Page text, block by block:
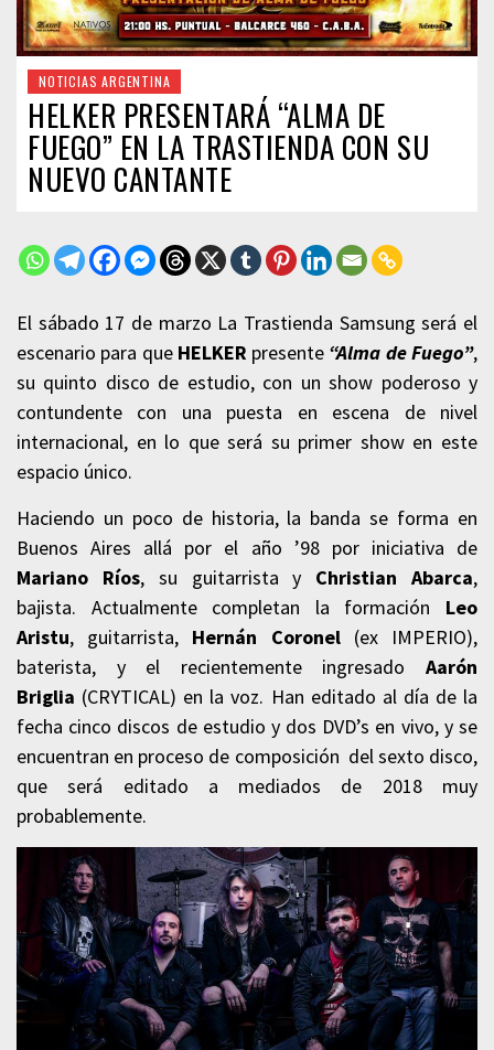
NOTICIAS ARGENTINA
HELKER PRESENTARÁ “ALMA DE
FUEGO” EN LA TRASTIENDA CON SU
NUEVO CANTANTE
El sábado 17 de marzo La Trastienda Samsung será el
escenario para que HELKER presente “Alma de Fuego”,
su quinto disco de estudio, con un show poderoso y
contundente con una puesta en escena de nivel
internacional, en lo que será su primer show en este
espacio único.
Haciendo un poco de historia, la banda se forma en
Buenos Aires allá por el año ’98 por iniciativa de
Mariano Ríos, su guitarrista y Christian Abarca,
bajista. Actualmente completan la formación Leo
Aristu, guitarrista, Hernán Coronel (ex IMPERIO),
baterista, y el recientemente ingresado Aarón
Briglia (CRYTICAL) en la voz. Han editado al día de la
fecha cinco discos de estudio y dos DVD’s en vivo, y se
encuentran en proceso de composición del sexto disco,
que será editado a mediados de 2018 muy
probablemente.